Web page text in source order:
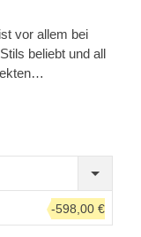
vor allem bei
beliebt und all
kompakte
z.B. als
als funktioneller
-598,00 €